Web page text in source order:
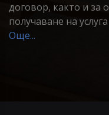
договор, както и за
получаване на
Още...